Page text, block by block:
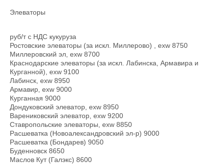
Элеваторы
руб/т с НДС кукуруза
Ростовские элеваторы (за искл. Миллерово) , exw 8750
Миллеровский эл, exw 8700
Краснодарские элеваторы (за искл. Лабинска, Армавира и
Курганной), exw 9100
Лабинск, exw 8950
Армавир, exw 9000
Курганная 9000
Дондуковский элеватор, exw 8950
Варениковский элеватор, exw 9200
Ставропольские элеваторы, exw 8850
Расшеватка (Новоалександровский эл-р) 9000
Расшеватка (Бондарев) 9050
Буденновск 8650
Маслов Кут (Галэкс) 8600